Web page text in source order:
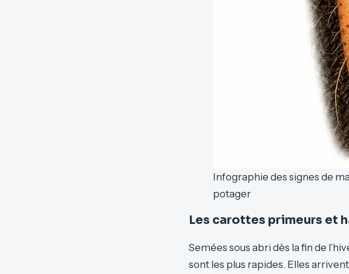
Infographie des signes de
potager
Les carottes primeurs et
Semées sous abri dès la fin de
sont les plus rapides. Elles